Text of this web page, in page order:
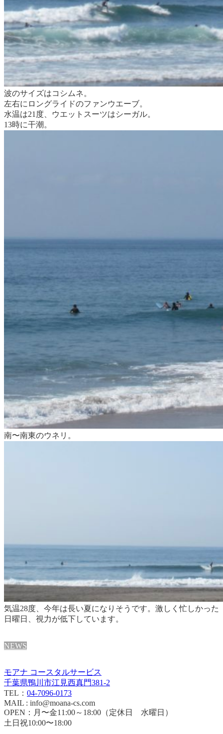
波のサイズはコシムネ。
左右にロングライドのファンウエーブ。
水温は21度、ウエットスーツはシーガル。
13時に干潮。
南〜南東のウネリ。
気温28度、今年は長い夏になりそうです。 激しく忙しかった
日曜日、視力が低下しています。
NEWS
モアナ コースタルサービス
千葉県鴨川市江見西真門381-2
TEL： 04-7096-0173
MAIL : info@moana-cs.com
OPEN：月〜金11:00～18:00（定休日 水曜日）
土日祝10:00〜18:00